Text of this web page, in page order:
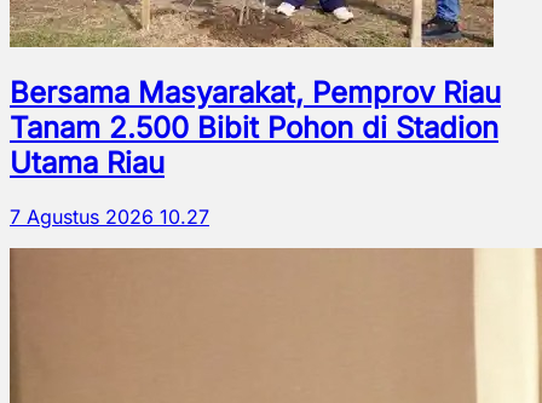
Bersama Masyarakat, Pemprov Riau
Tanam 2.500 Bibit Pohon di Stadion
Utama Riau
7 Agustus 2026 10.27